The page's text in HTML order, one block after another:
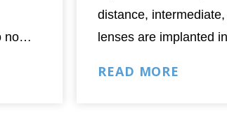
no
distance,
lenses are implanted
READ MORE